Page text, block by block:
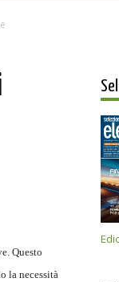
Questo
la necessità